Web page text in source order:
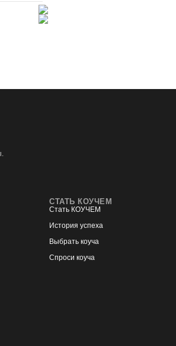
СТАТЬ КОУЧЕМ
Стать КОУЧЕМ
История успеха
Выбрать коуча
Спроси коуча